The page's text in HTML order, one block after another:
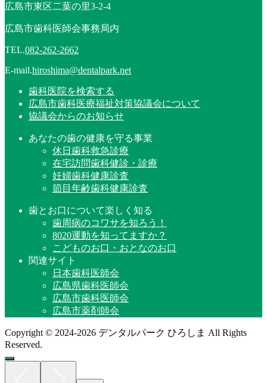
広島市東区二葉の里3-2-4
広島市歯科医師会事務局内
TEL.082-262-2662
E-mail.hiroshima@dentalpark.net
歯科医院を検索する
広島市歯科医療福祉対策協議会について
協議会からのお知らせ
あなたの歯の健康を守る事業
休日歯科救急診療
在宅訪問歯科健診・診療
妊婦歯科健康診査
節目年齢歯科健康診査
歯とお口について楽しく知る
歯周病のコワサを知ろう！
8020運動を知ってますか？
こどものお口・おとなのお口
関連サイト
日本歯科医師会
広島県歯科医師会
広島市歯科医師会
広島市薬剤師会
Copyright © 2024-2026 デンタルパーク ひろしま All Rights
Reserved.